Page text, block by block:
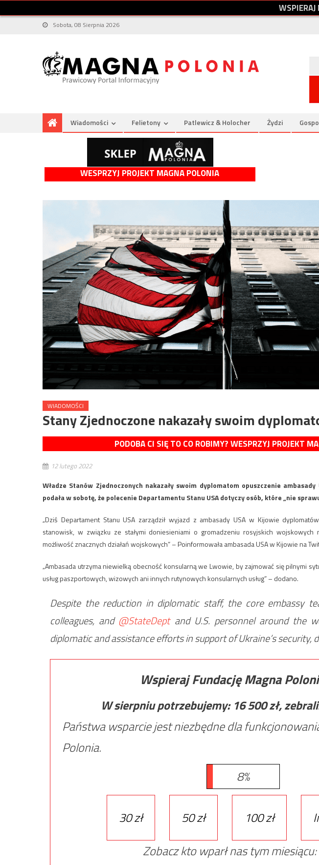
WSPIERAJ
Sobota, 08 Sierpnia 2026
Wiadomości Felietony Patlewicz & Holocher Żydzi
WESPRZYJ PROJEKT MAGNA POLONIA
WIADOMOŚCI
Stany Zjednoczone nakazały swoim
PODOBA CI SIĘ TO CO ROBIMY? WESPRZYJ PROJEKT
12 lutego 2022
Władze Stanów Zjednoczonych nakazały swoim dyplomatom opuszczenie
podała w sobotę, że polecenie Departamentu Stanu USA dotyczy osób, które „nie
„Dziś Departament Stanu USA zarządził wyjazd z ambasady USA w Kijowie
stanowisk, w związku ze stałymi doniesieniami o gromadzeniu rosyjskich
możliwość znacznych działań wojskowych” – Poinformowała ambasada USA w Kijowie na
„Ambasada utrzyma niewielką obecność konsularną we Lwowie, by zajmować się pilnymi
usług paszportowych, wizowych ani innych rutynowych konsularnych usług” – dodano.
Despite the reduction in diplomatic staff, the core embassy
colleagues, and @StateDeptand U.S. personnel around the
diplomatic and assistance efforts in support of Ukraine’s security,
Wspieraj Fundację Magna
W sierpniu potrzebujemy: 16 500zł,
Państwa wsparcie jest niezbędne dla
Polonia.
8%
30 zł 50 zł 100 zł
Zobacz kto wparł nas tym miesiącu: